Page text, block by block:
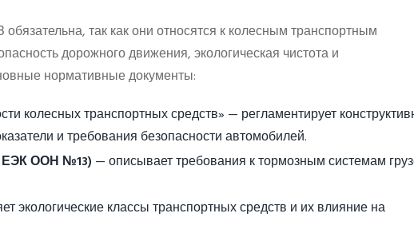
так как они относятся к колесным транспортным
дорожного движения, экологическая чистота и
нормативные документы:
колесных транспортных средств» — регламентирует
и требования безопасности автомобилей.
ЕЭК ООН №13) — описывает требования к тормозным системам
экологические классы транспортных средств и их влияние на